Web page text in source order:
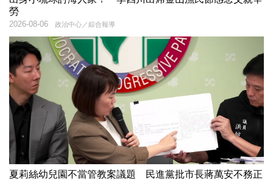
勞
政治中心／綜合報導
2026-08-06
夏莉絲幼兒園不當管教案議題 民進黨批市長蔣萬安不務正